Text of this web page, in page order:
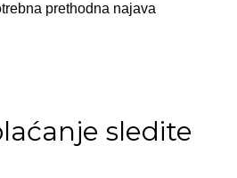
prethodna najava
sledite